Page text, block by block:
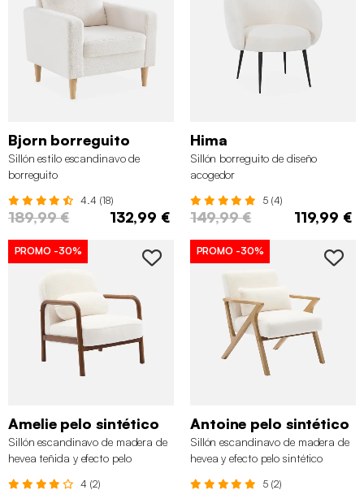
Bjorn borreguito
Sillón estilo escandinavo de
borreguito
4.4 (18)
189,99 € 132,99 €
Hima
Sillón borreguito de diseño
acogedor
5 (4)
149,99 € 119,99 €
PROMO -30%
Amelie pelo sintético
Sillón escandinavo de madera de
hevea teñida y efecto pelo
4 (2)
PROMO -30%
Antoine pelo sintético
Sillón escandinavo de madera de
hevea y efecto pelo sintético
5 (2)